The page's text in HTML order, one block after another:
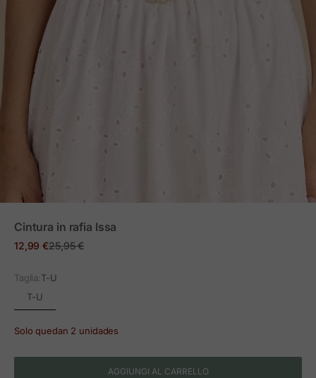
Cintura in rafia Issa
Prezzo in offerta
12,99 €Prezzo normale
25,95 €
Taglia:T-U
T-U
Solo quedan 2 unidades
AGGIUNGI AL CARRELLO